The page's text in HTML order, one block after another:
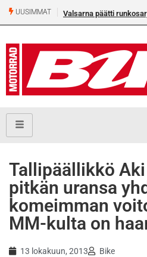
UUSIMMAT Valsarna päätti
Tallipäällikkö
pitkän uransa
komeimman
MM-kulta on
13 lokakuun, 2013 Bike